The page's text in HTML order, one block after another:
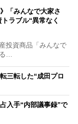
「みんなで大家さ
ラブル“異常なく
投資商品「みんなで
…
三転した“成田プロ
入手“内部議事録”で